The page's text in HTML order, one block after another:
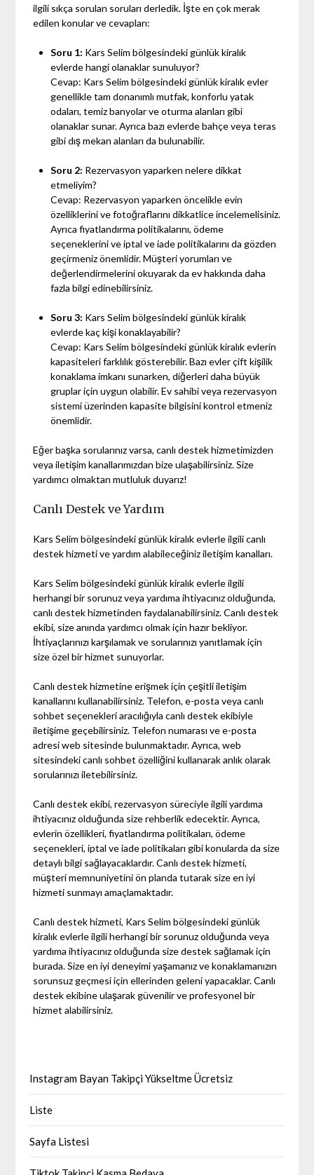
ilgili sıkça sorulan soruları derledik. İşte en çok merak
edilen konular ve cevapları:
Soru 1: Kars Selim bölgesindeki günlük kiralık
evlerde hangi olanaklar sunuluyor?
Cevap: Kars Selim bölgesindeki günlük kiralık evler
genellikle tam donanımlı mutfak, konforlu yatak
odaları, temiz banyolar ve oturma alanları gibi
olanaklar sunar. Ayrıca bazı evlerde bahçe veya teras
gibi dış mekan alanları da bulunabilir.
Soru 2: Rezervasyon yaparken nelere dikkat
etmeliyim?
Cevap: Rezervasyon yaparken öncelikle evin
özelliklerini ve fotoğraflarını dikkatlice incelemelisiniz.
Ayrıca fiyatlandırma politikalarını, ödeme
seçeneklerini ve iptal ve iade politikalarını da gözden
geçirmeniz önemlidir. Müşteri yorumları ve
değerlendirmelerini okuyarak da ev hakkında daha
fazla bilgi edinebilirsiniz.
Soru 3: Kars Selim bölgesindeki günlük kiralık
evlerde kaç kişi konaklayabilir?
Cevap: Kars Selim bölgesindeki günlük kiralık evlerin
kapasiteleri farklılık gösterebilir. Bazı evler çift kişilik
konaklama imkanı sunarken, diğerleri daha büyük
gruplar için uygun olabilir. Ev sahibi veya rezervasyon
sistemi üzerinden kapasite bilgisini kontrol etmeniz
önemlidir.
Eğer başka sorularınız varsa, canlı destek hizmetimizden
veya iletişim kanallarımızdan bize ulaşabilirsiniz. Size
yardımcı olmaktan mutluluk duyarız!
Canlı Destek ve Yardım
Kars Selim bölgesindeki günlük kiralık evlerle ilgili canlı
destek hizmeti ve yardım alabileceğiniz iletişim kanalları.
Kars Selim bölgesindeki günlük kiralık evlerle ilgili
herhangi bir sorunuz veya yardıma ihtiyacınız olduğunda,
canlı destek hizmetinden faydalanabilirsiniz. Canlı destek
ekibi, size anında yardımcı olmak için hazır bekliyor.
İhtiyaçlarınızı karşılamak ve sorularınızı yanıtlamak için
size özel bir hizmet sunuyorlar.
Canlı destek hizmetine erişmek için çeşitli iletişim
kanallarını kullanabilirsiniz. Telefon, e-posta veya canlı
sohbet seçenekleri aracılığıyla canlı destek ekibiyle
iletişime geçebilirsiniz. Telefon numarası ve e-posta
adresi web sitesinde bulunmaktadır. Ayrıca, web
sitesindeki canlı sohbet özelliğini kullanarak anlık olarak
sorularınızı iletebilirsiniz.
Canlı destek ekibi, rezervasyon süreciyle ilgili yardıma
ihtiyacınız olduğunda size rehberlik edecektir. Ayrıca,
evlerin özellikleri, fiyatlandırma politikaları, ödeme
seçenekleri, iptal ve iade politikaları gibi konularda da size
detaylı bilgi sağlayacaklardır. Canlı destek hizmeti,
müşteri memnuniyetini ön planda tutarak size en iyi
hizmeti sunmayı amaçlamaktadır.
Canlı destek hizmeti, Kars Selim bölgesindeki günlük
kiralık evlerle ilgili herhangi bir sorunuz olduğunda veya
yardıma ihtiyacınız olduğunda size destek sağlamak için
burada. Size en iyi deneyimi yaşamanız ve konaklamanızın
sorunsuz geçmesi için ellerinden geleni yapacaklar. Canlı
destek ekibine ulaşarak güvenilir ve profesyonel bir
hizmet alabilirsiniz.
Instagram Bayan Takipçi Yükseltme Ücretsiz
Liste
Sayfa Listesi